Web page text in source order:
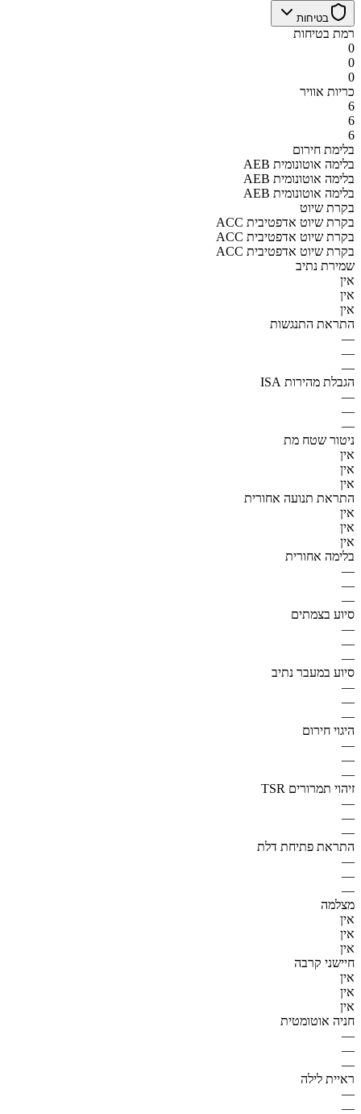
בטיחות
רמת בטיחות
0
0
0
כריות אוויר
6
6
6
בלימת חירום
AEB בלימה אוטונומית
AEB בלימה אוטונומית
AEB בלימה אוטונומית
בקרת שיוט
ACC בקרת שיוט אדפטיבית
ACC בקרת שיוט אדפטיבית
ACC בקרת שיוט אדפטיבית
שמירת נתיב
אין
אין
אין
התראת התנגשות
—
—
—
הגבלת מהירות ISA
—
—
—
ניטור שטח מת
אין
אין
אין
התראת תנועה אחורית
אין
אין
אין
בלימה אחורית
—
—
—
סיוע בצמתים
—
—
—
סיוע במעבר נתיב
—
—
—
היגוי חירום
—
—
—
זיהוי תמרורים TSR
—
—
—
התראת פתיחת דלת
—
—
—
מצלמה
אין
אין
אין
חיישני קרבה
אין
אין
אין
חניה אוטומטית
—
—
—
ראיית לילה
—
—